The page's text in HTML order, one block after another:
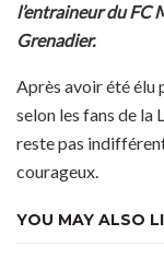
l’entraineur du FC
Grenadier.
Après avoir été élu
selon les fans de la
reste pas
courageux.
YOU MAY ALSO